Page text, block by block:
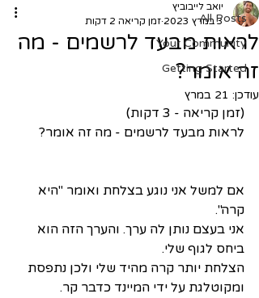
All Posts
Your Community
Getting Started
לראות מבעד לרשמים - מה
זה אומר?
יואב לייבוביץ
3 במרץ 2023
זמן קריאה 2 דקות
עודכן: 21 במרץ
(זמן קריאה - 3 דקות)
לראות מבעד לרשמים - מה זה אומר?
אם למשל אני נוגע בצלחת ואומר "היא
קרה".
אני בעצם נותן לה ערך. והערך הזה הוא
ביחס לגוף שלי.
הצלחת יותר קרה מהיד שלי ולכן נתפסת
ומקוטלגת על ידי המיינד כדבר קר.